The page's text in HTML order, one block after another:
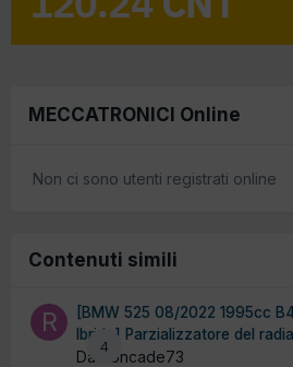
MECCATRONICI Online
Non ci sono utenti registrati online
Contenuti simili
4
[BMW 525 08/2022 1995cc
Ibrida] Parzializzatore del
Da Roncade73